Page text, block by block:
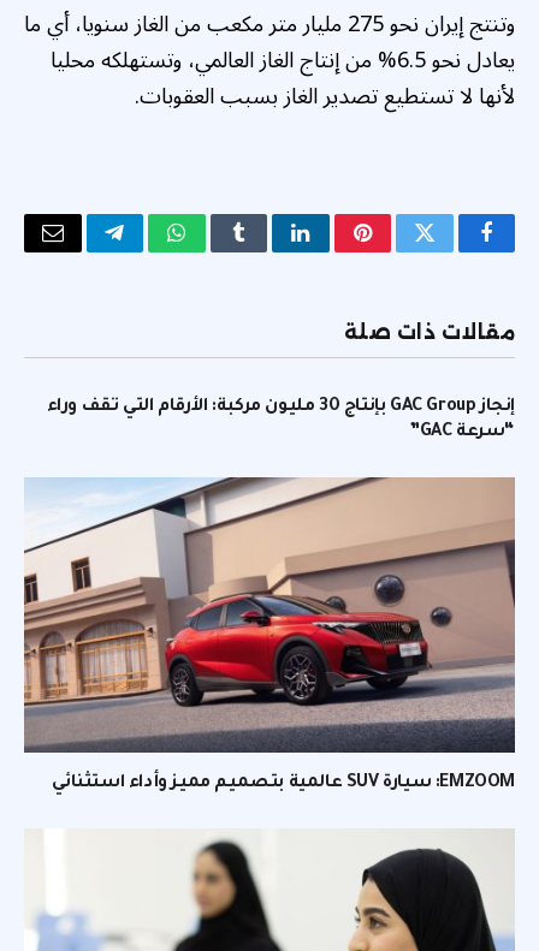
وتنتج إيران نحو 275 مليار متر مكعب من الغاز سنويا، أي ما
يعادل نحو 6.5% من إنتاج الغاز العالمي، وتستهلكه محليا
لأنها لا تستطيع تصدير الغاز بسبب العقوبات.
فيسبوكتويتر بينتيريستلينكدإنTumblrواتسابتيلقرامالبريد
مقالات ذات صلة
إنجاز GAC Group بإنتاج 30 مليون مركبة: الأرقام التي تقف وراء
“سرعة GAC”
EMZOOM: سيارة SUV عالمية بتصميم مميز وأداء استثنائي